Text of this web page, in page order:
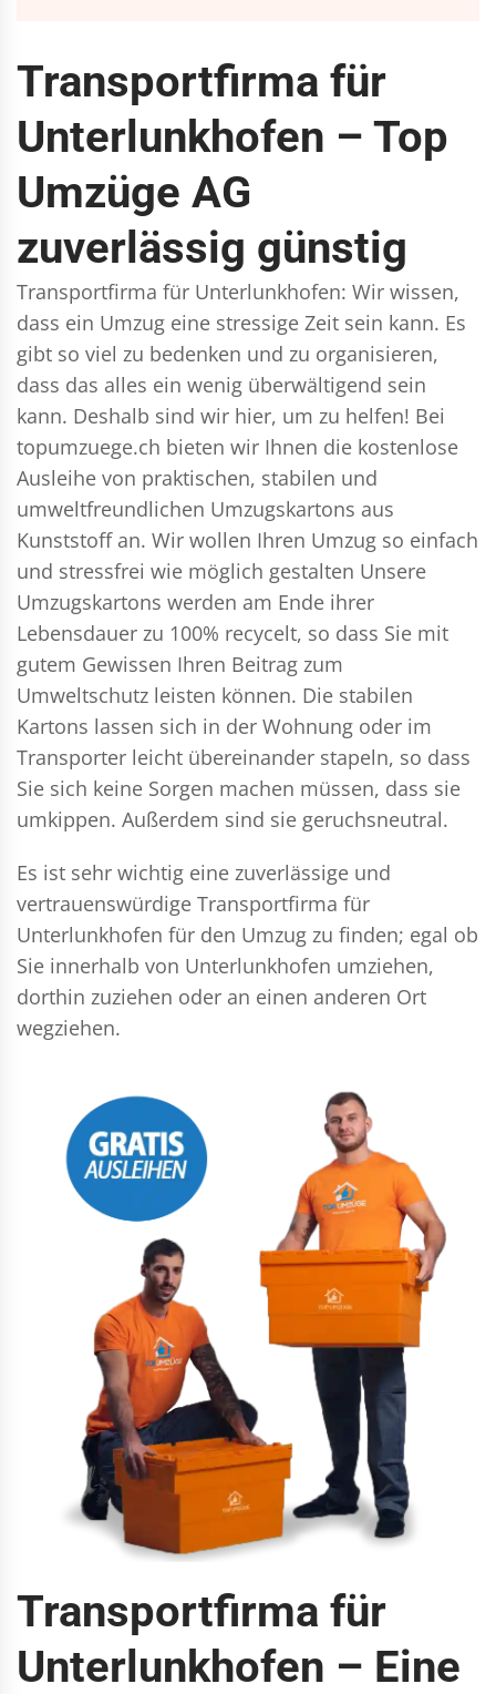
Transportfirma für
Unterlunkhofen – Top
Umzüge AG
zuverlässig günstig
Transportfirma für Unterlunkhofen: Wir wissen,
dass ein Umzug eine stressige Zeit sein kann. Es
gibt so viel zu bedenken und zu organisieren,
dass das alles ein wenig überwältigend sein
kann. Deshalb sind wir hier, um zu helfen! Bei
topumzuege.ch bieten wir Ihnen die kostenlose
Ausleihe von praktischen, stabilen und
umweltfreundlichen Umzugskartons aus
Kunststoff an. Wir wollen Ihren Umzug so einfach
und stressfrei wie möglich gestalten Unsere
Umzugskartons werden am Ende ihrer
Lebensdauer zu 100% recycelt, so dass Sie mit
gutem Gewissen Ihren Beitrag zum
Umweltschutz leisten können. Die stabilen
Kartons lassen sich in der Wohnung oder im
Transporter leicht übereinander stapeln, so dass
Sie sich keine Sorgen machen müssen, dass sie
umkippen. Außerdem sind sie geruchsneutral.
Es ist sehr wichtig eine zuverlässige und
vertrauenswürdige Transportfirma für
Unterlunkhofen für den Umzug zu finden; egal ob
Sie innerhalb von Unterlunkhofen umziehen,
dorthin zuziehen oder an einen anderen Ort
wegziehen.
Transportfirma für
Unterlunkhofen – Eine